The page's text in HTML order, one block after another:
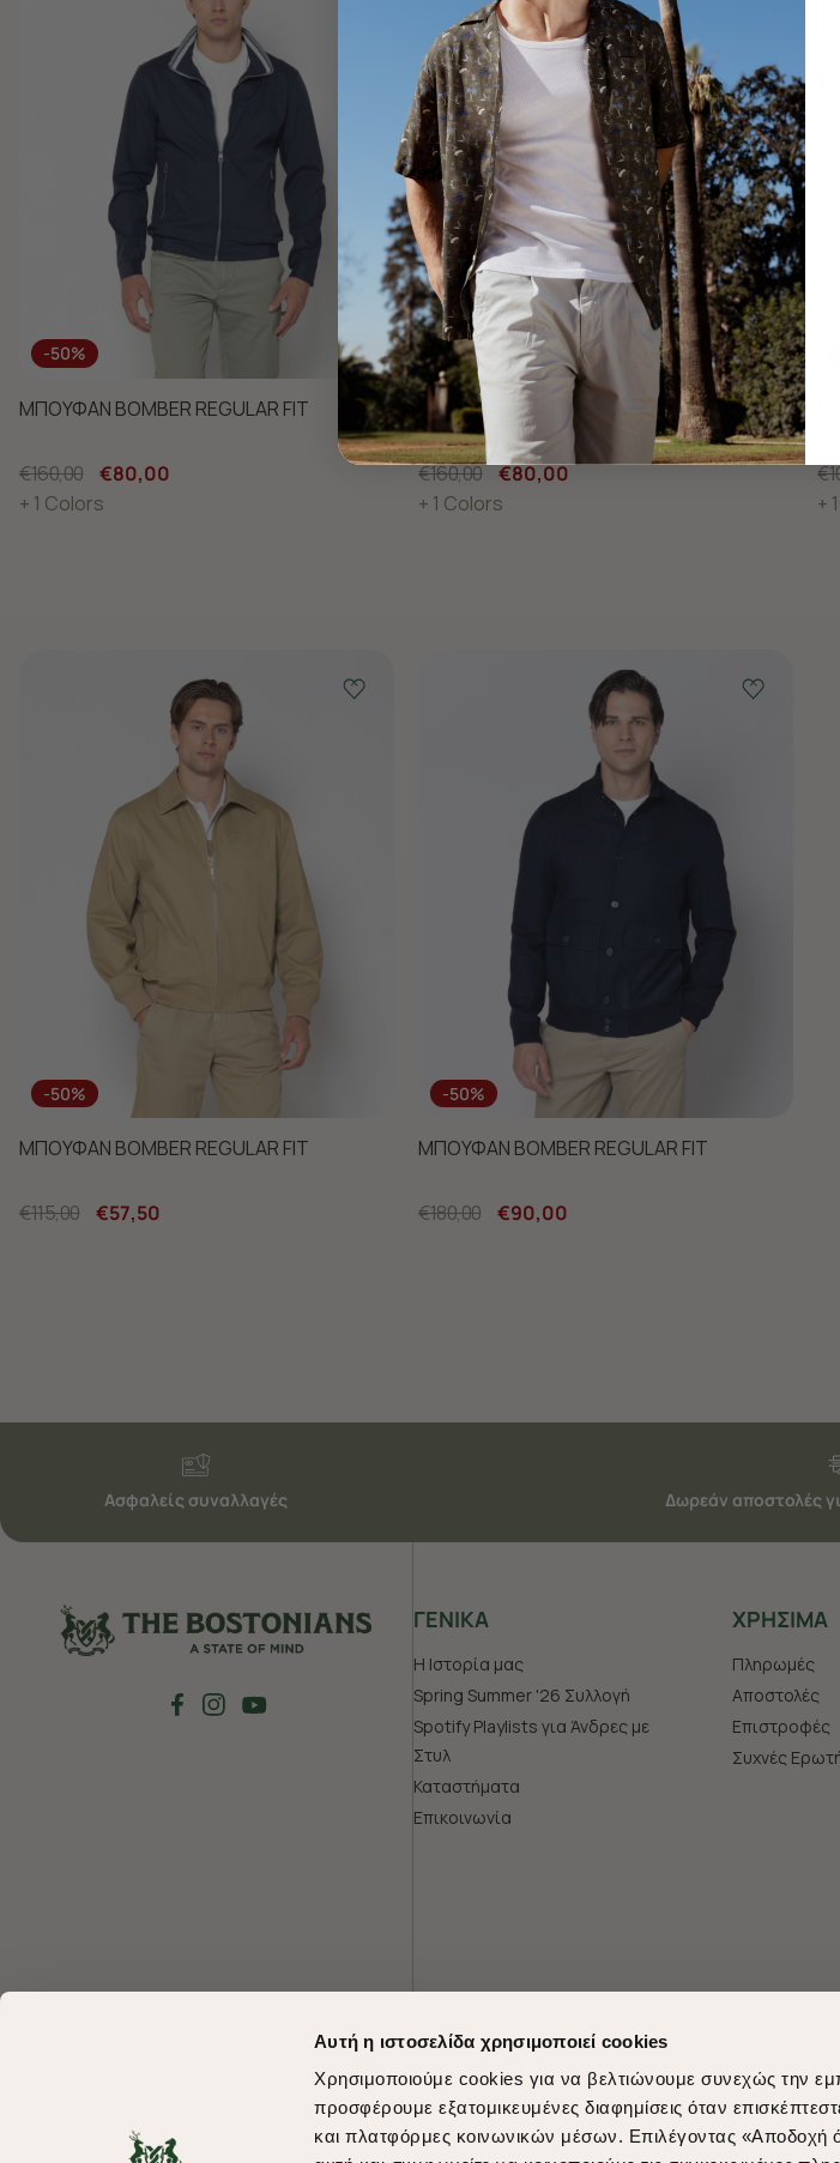
Αυτή η ιστοσελίδα χρησιμοποιεί cookies
Χρησιμοποιούμε cookies για να βελτιώνουμε συνεχώς την
προσφέρουμε εξατομικευμένες διαφημίσεις όταν
και πλατφόρμες κοινωνικών μέσων. Επιλέγοντας «Αποδοχή
-50%
ΜΠΟΥΦΑΝ BOMBER REGULAR FIT
€160,00
€80,00
+ 1 Colors
-50%
ΜΠΟΥΦΑΝ BOMBER REGULAR FIT
€160,00 €80,00
+ 1 Colors
+
-50%
ΜΠΟΥΦΑΝ BOMBER REGULAR FIT
€115,00 €57,50
-50%
ΜΠΟΥΦΑΝ BOMBER REGULAR FIT
€180,00 €90,00
Ασφαλείς συναλλαγές Δωρεάν αποστολές
ΓΕΝΙΚΑ
Η Ιστορία μας
Spring Summer '26 Συλλογή
Spotify Playlists για Άνδρες με
Στυλ
Καταστήματα
Επικοινωνία
ΧΡHΣΙΜΑ
Πληρωμές
Αποστολές
Επιστροφές
Συχνές